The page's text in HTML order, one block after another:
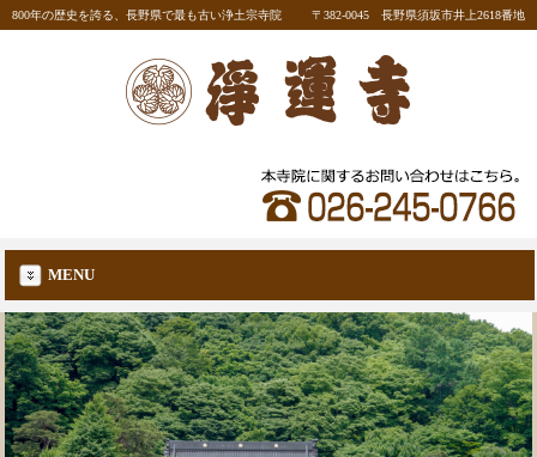
800年の歴史を誇る、長野県で最も古い浄土宗寺院 〒382-0045 長野県須坂市井上2618番地
MENU